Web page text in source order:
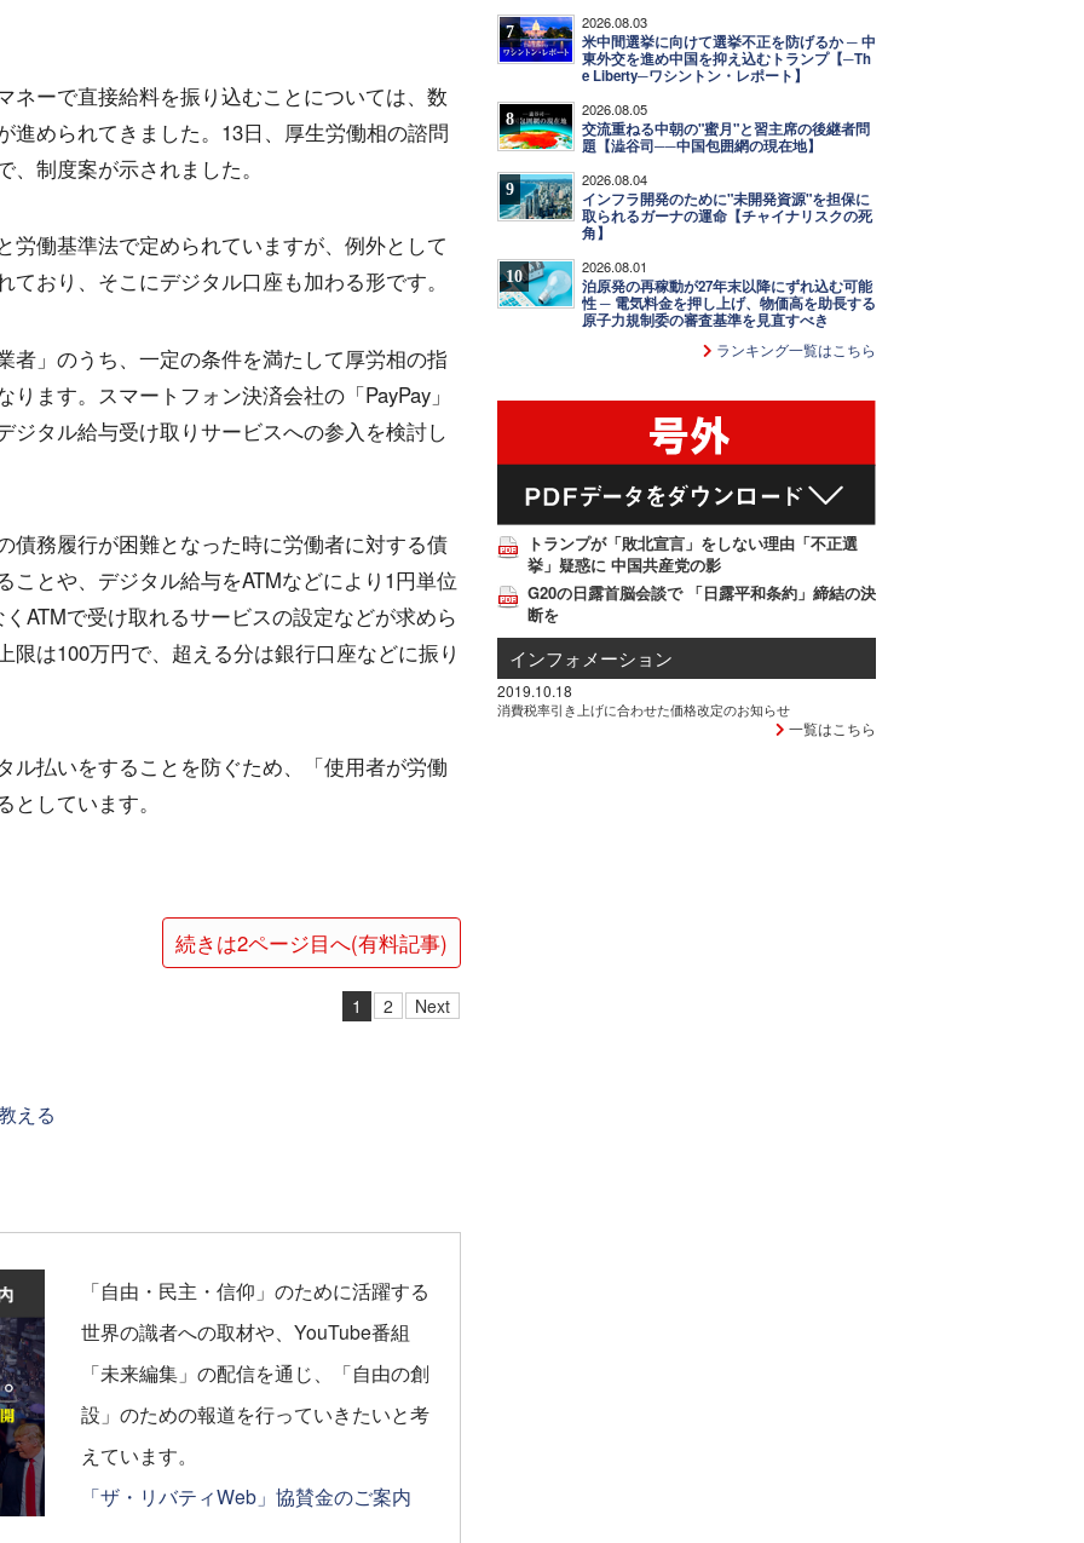
ネーで直接給料を振り込むことについては、数
進められてきました。13日、厚生労働相の諮問
制度案が示されました。
労働基準法で定められていますが、例外として
おり、そこにデジタル口座も加わる形です。
者」のうち、一定の条件を満たして厚労相の指
ます。スマートフォン決済会社の「PayPay」
ジタル給与受け取りサービスへの参入を検討し
債務履行が困難となった時に労働者に対する債
ことや、デジタル給与をATMなどにより1円単位
ATMで受け取れるサービスの設定などが求めら
は100万円で、超える分は銀行口座などに振り
ル払いをすることを防ぐため、「使用者が労働
しています。
続きは2ページ目へ(有料記事)
1 2 Next
える
「自由・民主・信仰」のために活躍する
世界の識者への取材や、YouTube番組
「未来編集」の配信を通じ、「自由の創
設」のための報道を行っていきたいと考
えています。
「ザ・リバティWeb」協賛金のご案内
7 2026.08.03
米中間選挙に向けて選挙不正を防げるか ─ 中
東外交を進め中国を抑え込むトランプ【─Th
e Liberty─ワシントン・レポート】
8 2026.08.05
交流重ねる中朝の"蜜月"と習主席の後継者問
題【澁谷司──中国包囲網の現在地】
9 2026.08.04
インフラ開発のために"未開発資源"を担保に
取られるガーナの運命【チャイナリスクの死
角】
10 2026.08.01
泊原発の再稼動が27年末以降にずれ込む可能
性 ─ 電気料金を押し上げ、物価高を助長する
原子力規制委の審査基準を見直すべき
ランキング一覧はこちら
トランプが「敗北宣言」をしない理由「不正選
挙」疑惑に 中国共産党の影
G20の日露首脳会談で 「日露平和条約」締結の決
断を
インフォメーション
2019.10.18
消費税率引き上げに合わせた価格改定のお知らせ
一覧はこちら